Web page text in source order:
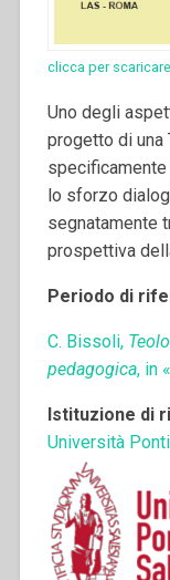
clicca per
Uno degli
progetto di una
specificamente
lo sforzo
segnatamente
prospettiva
Periodo di
C. Bissoli,
pedagogica, in
Istituzione di
Università